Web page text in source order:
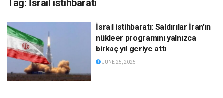
Tag: İsrail istihbaratı
İsrail istihbaratı: Saldırılar İran’ın
nükleer programını yalnızca
birkaç yıl geriye attı
JUNE 25, 2025